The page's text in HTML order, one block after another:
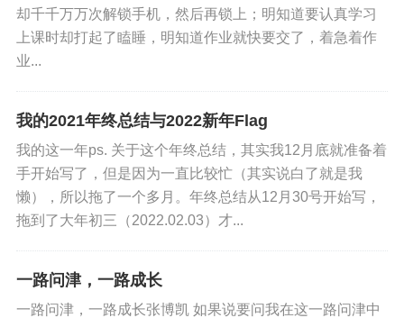
却千千万万次解锁手机，然后再锁上；明知道要认真学习
上课时却打起了瞌睡，明知道作业就快要交了，着急着作
业...
我的2021年终总结与2022新年Flag
我的这一年ps. 关于这个年终总结，其实我12月底就准备着
手开始写了，但是因为一直比较忙（其实说白了就是我
懒），所以拖了一个多月。年终总结从12月30号开始写，
拖到了大年初三（2022.02.03）才...
一路问津，一路成长
一路问津，一路成长张博凯 如果说要问我在这一路问津中